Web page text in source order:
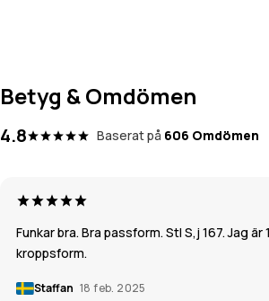
Betyg & Omdömen
4.8 Baserat på 606 Omdömen
Funkar bra. Bra passform. Stl S,j 167. Jag är
kroppsform.
Staffan 18 feb. 2025